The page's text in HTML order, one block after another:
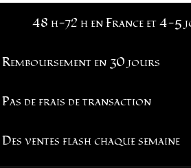
48 h-72 h en France et 4-5
Remboursement en 30 jours
Pas de frais de transaction
Des ventes flash chaque semaine